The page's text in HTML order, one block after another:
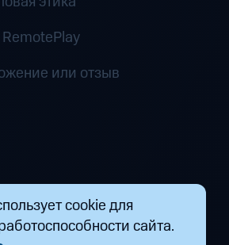
cookie для
сайта.
или отзыв
распределенных